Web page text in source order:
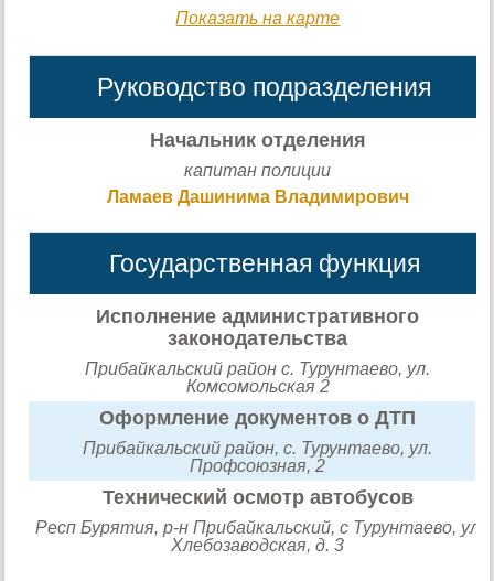
Показать на карте
Руководство подразделения
Начальник отделения
капитан полиции
Ламаев Дашинима Владимирович
Государственная функция
Исполнение административного
законодательства
Прибайкальский район с. Турунтаево, ул.
Комсомольская 2
Оформление документов о ДТП
Прибайкальский район, с. Турунтаево, ул.
Профсоюзная, 2
Технический осмотр автобусов
Респ Бурятия, р-н Прибайкальский, с Турунтаево, ул
Хлебозаводская, д. 3